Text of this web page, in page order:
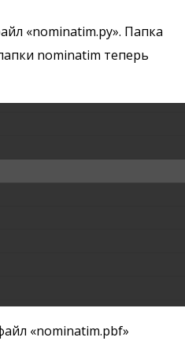
«nominatim.py». Папка
nominatim теперь
«nominatim.pbf»